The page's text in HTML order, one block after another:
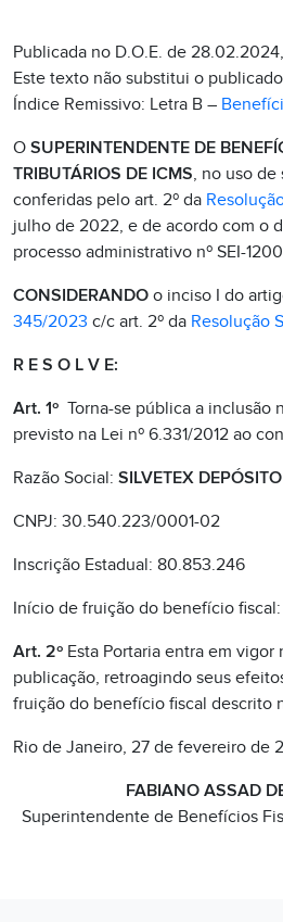
Publicada no D.O.E. de
Este texto não substitui o
Índice Remissivo: Letra B –
O SUPERINTENDENTE DE
TRIBUTÁRIOS DE ICMS, no uso de
conferidas pelo art. 2º da
julho de 2022, e de acordo com o
processo administrativo nº SEI-
CONSIDERANDO o inciso I do
345/2023 c/c art. 2º da Resolução
R E S O L V E:
Art. 1º Torna-se pública a inclusão
previsto na Lei nº 6.331/2012 ao
Razão Social: SILVETEX
CNPJ: 30.540.223/0001-02
Inscrição Estadual: 80.853.246
Início de fruição do benefício
Art. 2º Esta Portaria entra em vigor
publicação, retroagindo seus
fruição do benefício fiscal descrito
Rio de Janeiro, 27 de fevereiro de
FABIANO ASSAD
Superintendente de Benefícios